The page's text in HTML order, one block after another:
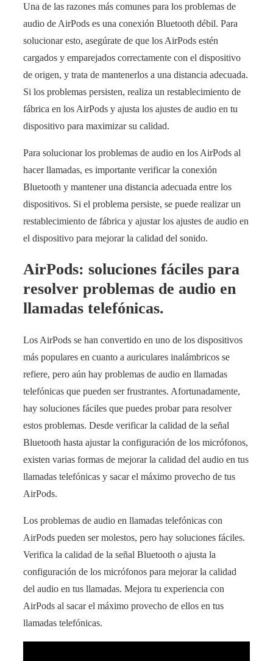
Una de las razones más comunes para los problemas de
audio de AirPods es una conexión Bluetooth débil. Para
solucionar esto, asegúrate de que los AirPods estén
cargados y emparejados correctamente con el dispositivo
de origen, y trata de mantenerlos a una distancia adecuada.
Si los problemas persisten, realiza un restablecimiento de
fábrica en los AirPods y ajusta los ajustes de audio en tu
dispositivo para maximizar su calidad.
Para solucionar los problemas de audio en los AirPods al
hacer llamadas, es importante verificar la conexión
Bluetooth y mantener una distancia adecuada entre los
dispositivos. Si el problema persiste, se puede realizar un
restablecimiento de fábrica y ajustar los ajustes de audio en
el dispositivo para mejorar la calidad del sonido.
AirPods: soluciones fáciles para
resolver problemas de audio en
llamadas telefónicas.
Los AirPods se han convertido en uno de los dispositivos
más populares en cuanto a auriculares inalámbricos se
refiere, pero aún hay problemas de audio en llamadas
telefónicas que pueden ser frustrantes. Afortunadamente,
hay soluciones fáciles que puedes probar para resolver
estos problemas. Desde verificar la calidad de la señal
Bluetooth hasta ajustar la configuración de los micrófonos,
existen varias formas de mejorar la calidad del audio en tus
llamadas telefónicas y sacar el máximo provecho de tus
AirPods.
Los problemas de audio en llamadas telefónicas con
AirPods pueden ser molestos, pero hay soluciones fáciles.
Verifica la calidad de la señal Bluetooth o ajusta la
configuración de los micrófonos para mejorar la calidad
del audio en tus llamadas. Mejora tu experiencia con
AirPods al sacar el máximo provecho de ellos en tus
llamadas telefónicas.